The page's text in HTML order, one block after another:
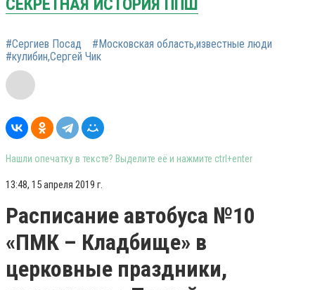
СЕКРЕТНАЯ ИСТОРИЯ ППШ
#Сергиев Посад
#Московская область,известные люди
#кулибин,Сергей Чик
Нашли опечатку в тексте? Выделите её и нажмите ctrl+enter
13:48, 15 апреля 2019 г.
Расписание автобуса №10
«ПМК – Кладбище» в
церковные праздники,